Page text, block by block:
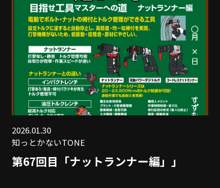
2026.01.30
知っとかないTONE
第67回目「ナットランナー編」」